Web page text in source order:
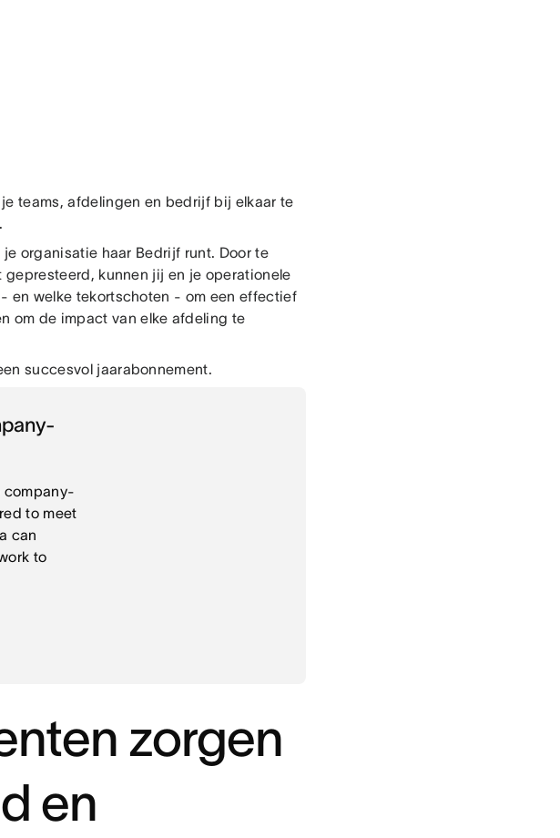
teams, afdelingen en bedrijf bij elkaar te
organisatie haar Bedrijf runt. Door te
kunnen jij en je operationele
en welke tekortschoten - om een effectief
om de impact van elke afdeling te
succesvol jaarabonnement.
company-
to meet
can
to
zorgen
en